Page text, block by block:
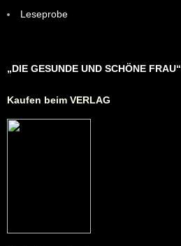
Leseprobe
„DIE GESUNDE UND SCHÖNE FRAU“
Kaufen beim VERLAG